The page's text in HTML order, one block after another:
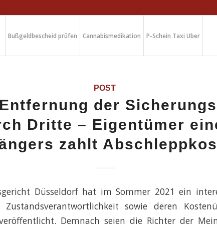
Bußgeldbescheid prüfen Cannabismedikation P-Schein Taxi Uber
POST
der
Dritte – Eigentümer
zahlt
Düsseldorf hat im Sommer 2021 ein
sowie deren
Demnach seien die Richter der